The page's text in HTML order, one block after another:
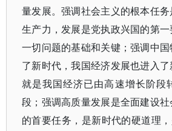
量发展。强调社会主义的根本任
生产力，发展是党执政兴国的第
一切问题的基础和关键；强调中
了新时代，我国经济发展也进入
就是我国经济已由高速增长阶段
段；强调高质量发展是全面建设
的首要任务，是新时代的硬道理